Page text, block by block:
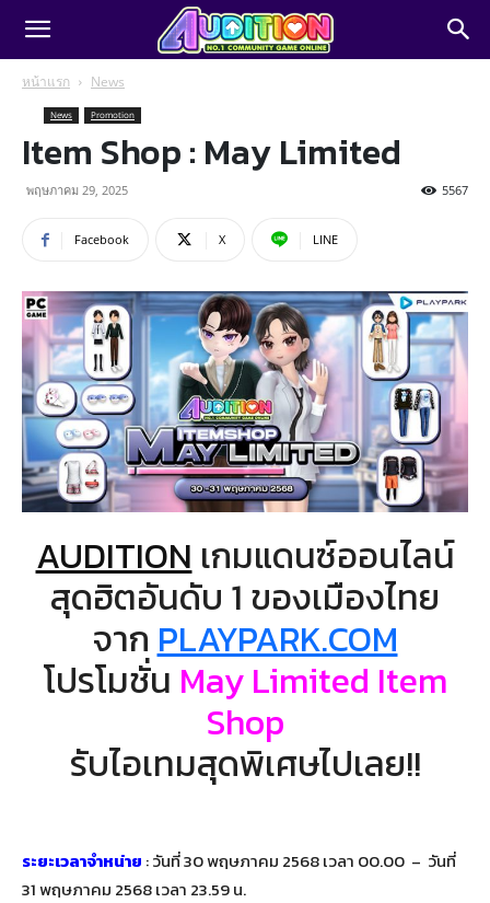
หน้าแรก News
News Promotion
Item Shop : May Limited
พฤษภาคม 29, 2025 5567
Facebook X LINE
AUDITIONเกมแดนซ์ออนไลน์
สุดฮิตอันดับ 1 ของเมืองไทย
จากPLAYPARK.COM
โปรโมชั่น May Limited Item
Shop
รับไอเทมสุดพิเศษไปเลย!!
ระยะเวลาจำหน่าย : วันที่ 30 พฤษภาคม 2568 เวลา 00.00 – วันที่
31 พฤษภาคม 2568 เวลา 23.59 น.